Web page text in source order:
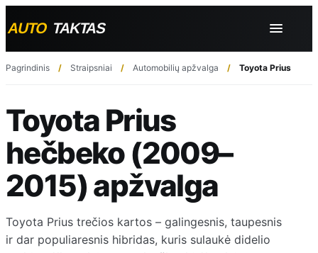
Pagrindinis Straipsniai Automobilių apžvalga Toyota Prius
Toyota Prius
hečbeko (2009–
2015) apžvalga
Toyota Prius trečios kartos – galingesnis, taupesnis
ir dar populiaresnis hibridas, kuris sulaukė didelio